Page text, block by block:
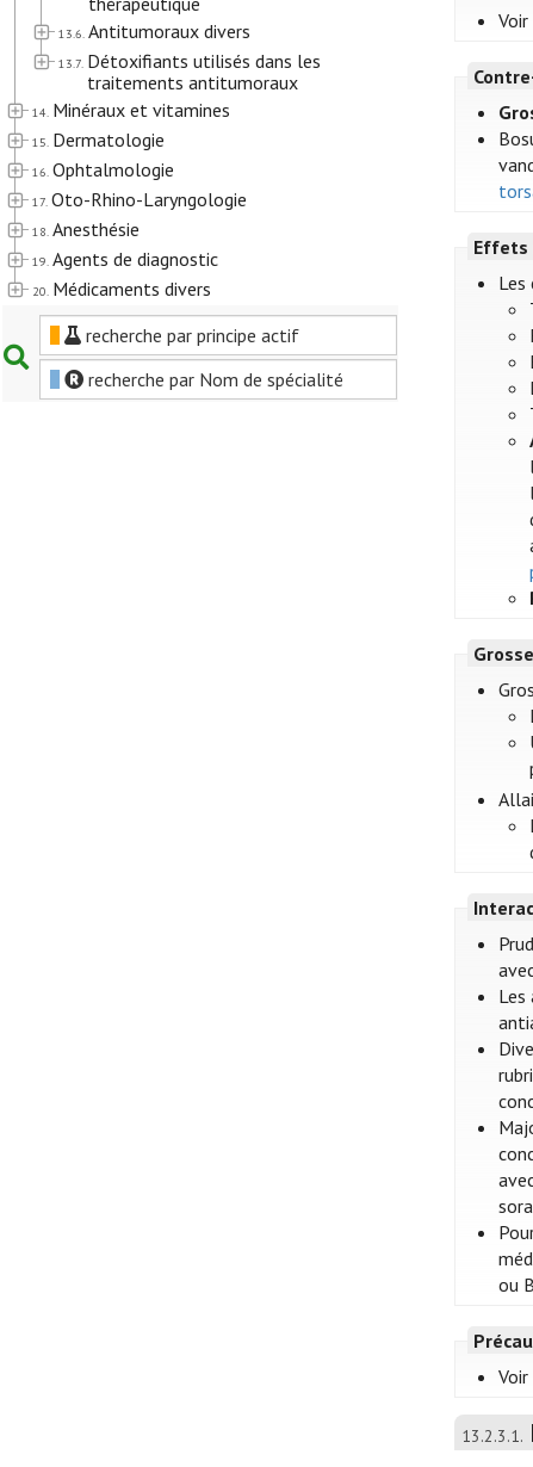
13.6. Antitumoraux divers
13.7. Détoxifiants utilisés dans les
traitements antitumoraux
14. Minéraux et vitamines
15. Dermatologie
16. Ophtalmologie
17. Oto-Rhino-Laryngologie
18. Anesthésie
19. Agents de diagnostic
20. Médicaments divers
recherche par principe actif
recherche par Nom de spécialité
Voir
Effets
Les
ou
Voir
13.2.3.1.